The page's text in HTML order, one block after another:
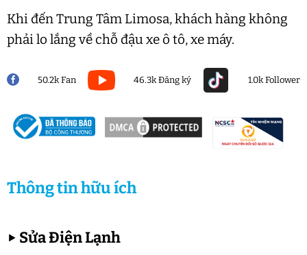
Khi đến Trung Tâm Limosa, khách hàng không
phải lo lắng về chỗ đậu xe ô tô, xe máy.
50.2k Fan 46.3k Đăng ký 1.0k Follower
Thông tin hữu ích
▶ Sửa Điện Lạnh